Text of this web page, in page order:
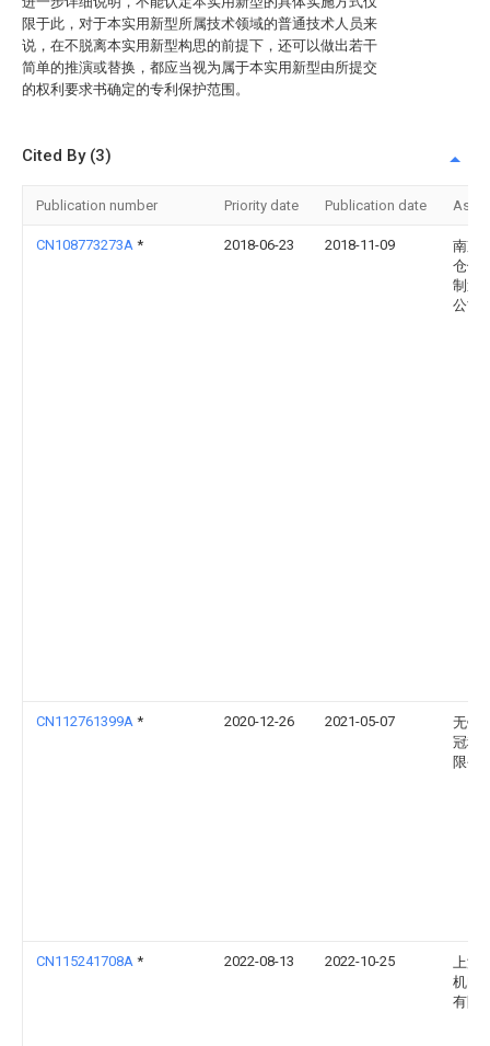
限于此，对于本实用新型所属技术领域的普通技术人员来
说，在不脱离本实用新型构思的前提下，还可以做出若干
简单的推演或替换，都应当视为属于本实用新型由所提交
的权利要求书确定的专利保护范围。
Cited By (3)
Publication number Priority date Publication date
CN108773273A * 2018-06-23 2018-11-09
南京
仓储
制造
公司
CN112761399A * 2020-12-26 2021-05-07
无锡
冠科
限公
CN115241708A * 2022-08-13 2022-10-25
上海
机电
有限